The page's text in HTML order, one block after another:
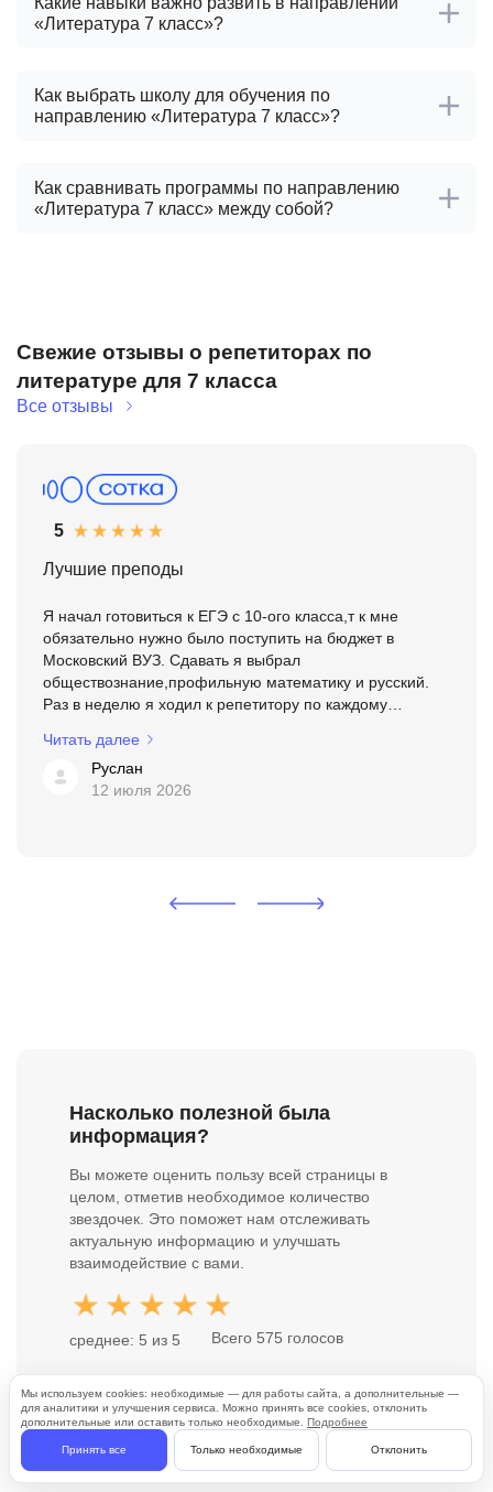
«Литература 7 класс»?
Как выбрать школу для обучения по
направлению «Литература 7 класс»?
Как сравнивать программы по направлению
«Литература 7 класс» между собой?
Свежие отзывы о репетиторах по
литературе для 7 класса
Все отзывы
5
Лучшие преподы
Я начал готовиться к ЕГЭ с 10-ого класса,т к мне
обязательно нужно было поступить на бюджет в
Московский ВУЗ. Сдавать я выбрал
обществознание,профильную математику и русский.
Раз в неделю я ходил к репетитору по каждому
роста на тот момент было ...
Читать далее
Руслан
12 июля 2026
Насколько полезной была
информация?
Вы можете оценить пользу всей страницы в
целом, отметив необходимое количество
звездочек. Это поможет нам отслеживать
актуальную информацию и улучшать
взаимодействие с вами.
среднее: 5 из 5 Всего 575 голосов
Мы используем cookies: необходимые — для работы сайта, а дополнительные —
для аналитики и улучшения сервиса. Можно принять все cookies, отклонить
дополнительные или оставить только необходимые. Подробнее
Принять все Только необходимые Отклонить